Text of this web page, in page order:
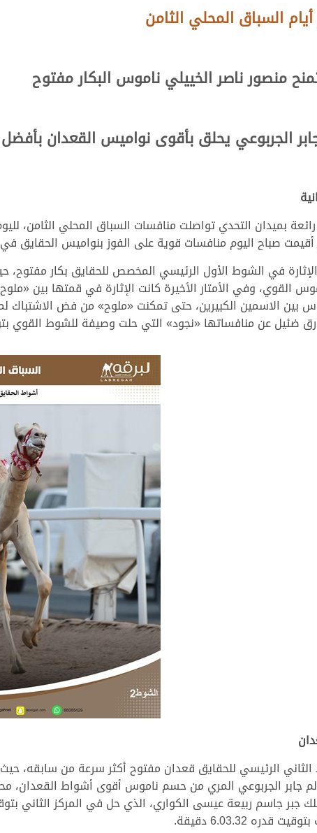
السباق المحلي الثامن
منصور ناصر الخييلي ناموس البكار مفتوح
الجربوعي يحلق بأقوى نواميس القعدان
أقيمت صباح اليوم منافسات قوية على الفوز بنواميس الحقايق
في الشوط الأول الرئيسي المخصص للحقايق بكار
القوي، وفي الأمتار الأخيرة كانت الإثارة في قمتها بين
ضئيل عن منافساتها «نجود» التي حلت وصيفة للشوط القوي بتوقيت قدره
الرئيسي للحقايق قعدان مفتوح أكثر سرعة من سابقه،
قدره 6.03.32 دقيقة.